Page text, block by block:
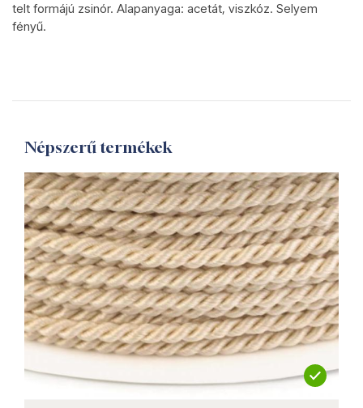
telt formájú zsinór. Alapanyaga: acetát, viszkóz. Selyem
fényű.
Népszerű termékek